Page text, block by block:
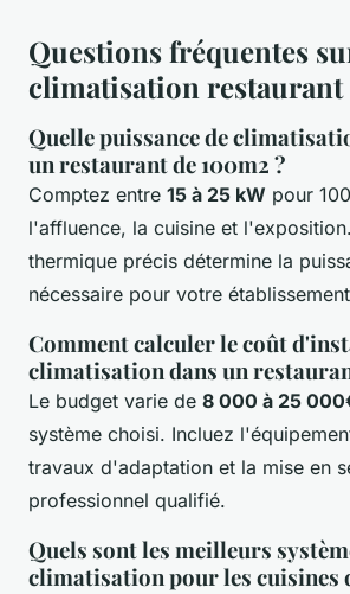
Questions fréquentes
climatisation restaurant
Quelle puissance de
un restaurant de 100m2 ?
Comptez entre 15 à 25 kW pour
l'affluence, la cuisine et
thermique précis détermine la
nécessaire pour votre
Comment calculer le coût
climatisation dans un
Le budget varie de 8 000 à 25
système choisi. Incluez
travaux d'adaptation et la mise en
professionnel qualifié.
Quels sont les meilleurs
climatisation pour les cuisines